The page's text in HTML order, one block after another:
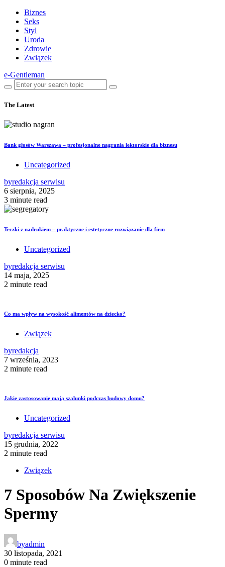
Biznes
Seks
Styl
Uroda
Zdrowie
Związek
e-Gentleman
The Latest
Bank głosów Warszawa – profesjonalne nagrania lektorskie dla biznesu
Uncategorized
byredakcja serwisu
6 sierpnia, 2025
3 minute read
Teczki z nadrukiem – praktyczne i estetyczne rozwiązanie dla firm
Uncategorized
byredakcja serwisu
14 maja, 2025
2 minute read
Co ma wpływ na wysokość alimentów na dziecko?
Związek
byredakcja
7 września, 2023
2 minute read
Jakie zastosowanie mają szalunki podczas budowy domu?
Uncategorized
byredakcja serwisu
15 grudnia, 2022
2 minute read
Związek
7 Sposobów Na Zwiększenie
Spermy
byadmin
30 listopada, 2021
0 minute read